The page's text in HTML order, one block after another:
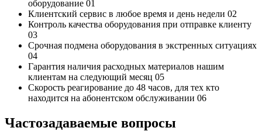
оборудование 01
Клиентский сервис в любое время и день недели 02
Контроль качества оборудования при отправке клиенту
03
Срочная подмена оборудования в экстренных ситуациях
04
Гарантия наличия расходных материалов нашим
клиентам на следующий месяц 05
Скорость реагирование до 48 часов, для тех кто
находится на абонентском обслуживании 06
Частозадаваемые вопросы